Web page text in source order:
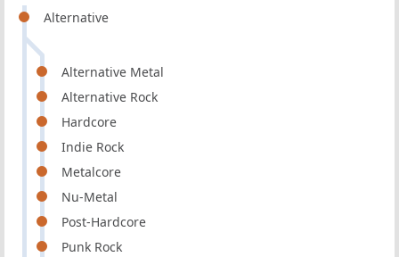
Alternative
Alternative Metal
Alternative Rock
Hardcore
Indie Rock
Metalcore
Nu-Metal
Post-Hardcore
Punk Rock